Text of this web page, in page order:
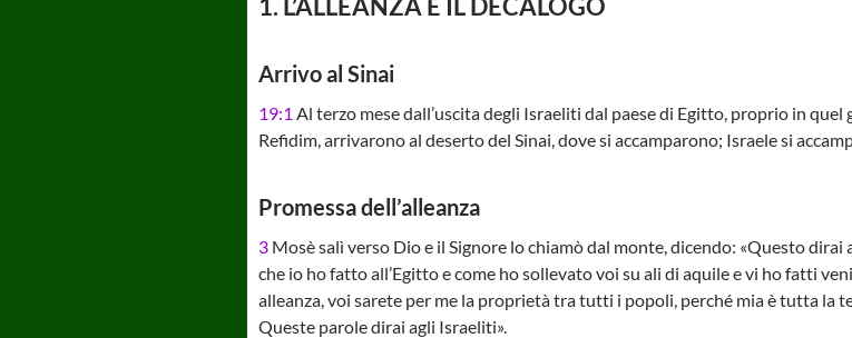
1. L’ALLEANZA E IL DECALOGO
Arrivo al Sinai
19:1 Al terzo mese dall’uscita degli Israeliti dal paese di Egitto, proprio in
Refidim, arrivarono al deserto del Sinai, dove si accamparono; Israele si
Promessa dell’alleanza
3 Mosè salì verso Dio e il Signore lo chiamò dal monte, dicendo: «Questo
che io ho fatto all’Egitto e come ho sollevato voi su ali di aquile e vi ho fatti
alleanza, voi sarete per me la proprietà tra tutti i popoli, perché mia è tutta la
Queste parole dirai agli Israeliti».